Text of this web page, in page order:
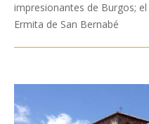
impresionantes de Burgos;
Ermita de San Bernabé